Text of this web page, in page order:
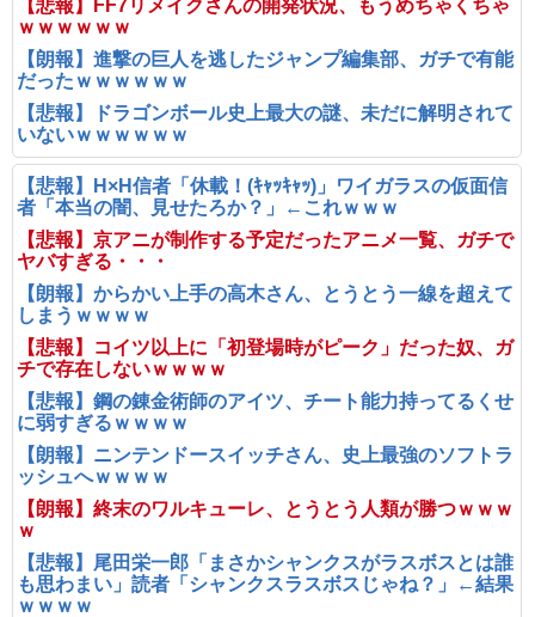
【悲報】FF7リメイクさんの開発状況、もうめちゃくちゃ
ｗｗｗｗｗｗ
【朗報】進撃の巨人を逃したジャンプ編集部、ガチで有能
だったｗｗｗｗｗｗ
【悲報】ドラゴンボール史上最大の謎、未だに解明されて
いないｗｗｗｗｗｗ
【悲報】H×H信者「休載！(ｷｬｯｷｬｯ)」ワイガラスの仮面信
者「本当の闇、見せたろか？」←これｗｗｗ
【悲報】京アニが制作する予定だったアニメ一覧、ガチで
ヤバすぎる・・・
【朗報】からかい上手の高木さん、とうとう一線を超えて
しまうｗｗｗｗ
【悲報】コイツ以上に「初登場時がピーク」だった奴、ガ
チで存在しないｗｗｗｗ
【悲報】鋼の錬金術師のアイツ、チート能力持ってるくせ
に弱すぎるｗｗｗｗ
【朗報】ニンテンドースイッチさん、史上最強のソフトラ
ッシュへｗｗｗｗ
【朗報】終末のワルキューレ、とうとう人類が勝つｗｗｗ
ｗ
【悲報】尾田栄一郎「まさかシャンクスがラスボスとは誰
も思わまい」読者「シャンクスラスボスじゃね？」←結果
ｗｗｗｗ